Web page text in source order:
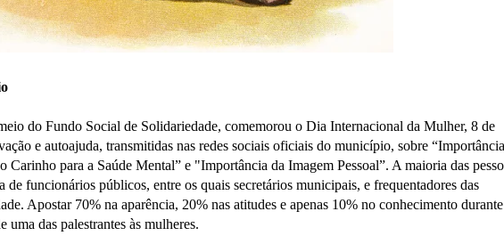
do Fundo Social de Solidariedade, comemorou o Dia Internacional da Mulher, 8 de
e autoajuda, transmitidas nas redes sociais oficiais do município, sobre
Carinho para a Saúde Mental” e "Importância da Imagem Pessoal”. A maioria das
de funcionários públicos, entre os quais secretários municipais, e frequentadores das
Apostar 70% na aparência, 20% nas atitudes e apenas 10% no conhecimento
uma das palestrantes às mulheres.